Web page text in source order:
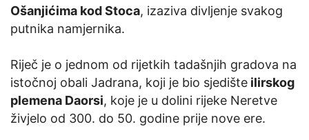
Ošanjićima kod Stoca, izaziva divljenje svakog
putnika namjernika.
Riječ je o jednom od rijetkih tadašnjih gradova na
istočnoj obali Jadrana, koji je bio sjedište ilirskog
plemena Daorsi, koje je u dolini rijeke Neretve
živjelo od 300. do 50. godine prije nove ere.